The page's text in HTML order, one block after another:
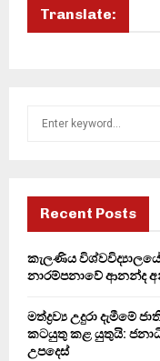
Translate:
f
r
Recent Posts
කැලණිය
නාරම්පනාවේ ආනන්ද
මත්ද්‍රව්‍ය උදුරා දැමීමේ
කටයුතු කළ යුතුයි:
උපදෙස්